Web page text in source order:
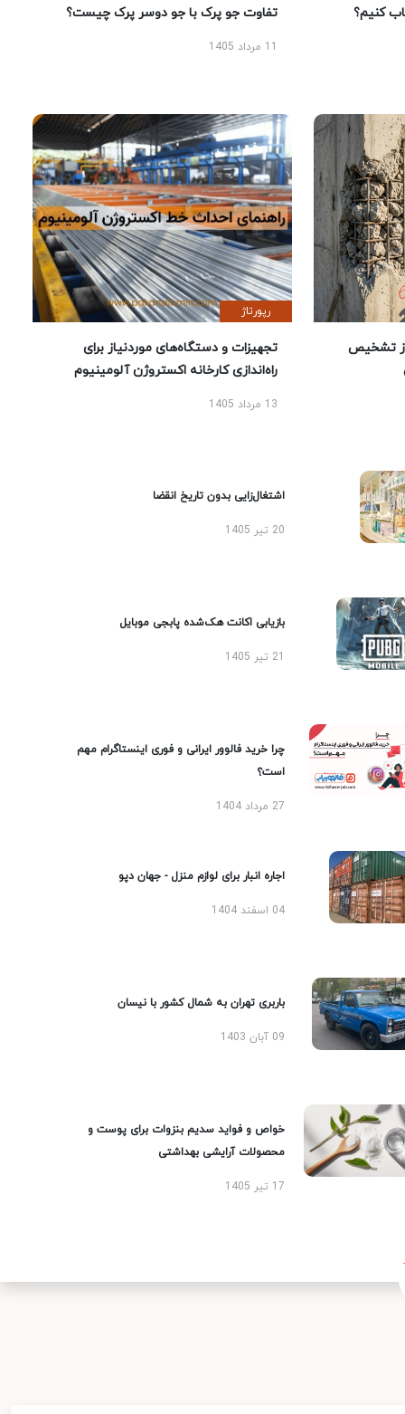
کنیم؟ تفاوت جو پرک با جو دوسر پرک چیست؟
تشخیص
رپورتاژ
تجهیزات و دستگاه‌های موردنیاز برای
راه‌اندازی کارخانه اکستروژن آلومینیوم
13 مرداد 1405
اشتغال‌زایی بدون تاریخ انقضا
20 تیر 1405
بازیابی اکانت هک‌شده پابجی موبایل
چرا خرید فالوور ایرانی و فوری اینستاگرام مهم
است؟
27 مرداد 1404
اجاره انبار برای لوازم منزل - جهان دپو
04 اسفند 1404
باربری تهران به شمال کشور با نیسان
09 آبان 1403
خواص و فواید سدیم بنزوات برای پوست و
محصولات آرایشی بهداشتی
17 تیر 1405